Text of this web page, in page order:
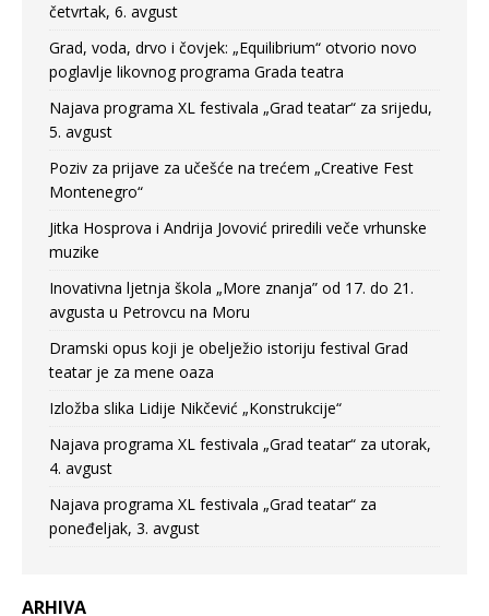
četvrtak, 6. avgust
Grad, voda, drvo i čovjek: „Equilibrium“ otvorio novo
poglavlje likovnog programa Grada teatra
Najava programa XL festivala „Grad teatar“ za srijedu,
5. avgust
Poziv za prijave za učešće na trećem „Creative Fest
Montenegro“
Jitka Hosprova i Andrija Jovović priredili veče vrhunske
muzike
Inovativna ljetnja škola „More znanja” od 17. do 21.
avgusta u Petrovcu na Moru
Dramski opus koji je obelježio istoriju festival Grad
teatar je za mene oaza
Izložba slika Lidije Nikčević „Konstrukcije“
Najava programa XL festivala „Grad teatar“ za utorak,
4. avgust
Najava programa XL festivala „Grad teatar“ za
poneđeljak, 3. avgust
ARHIVA